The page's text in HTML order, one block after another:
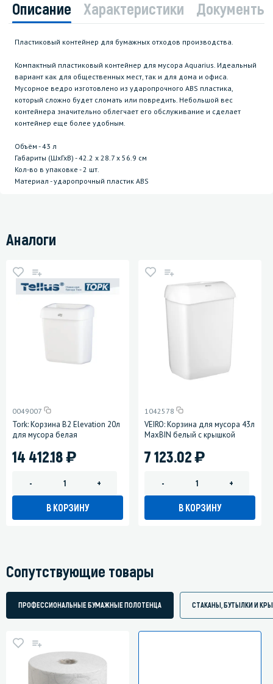
Описание Характеристики Документы
Пластиковый контейнер для бумажных отходов производства.
Компактный пластиковый контейнер для мусора Aquarius. Идеальный
вариант как для общественных мест, так и для дома и офиса.
Мусорное ведро изготовлено из ударопрочного ABS пластика,
который сложно будет сломать или повредить. Небольшой вес
контейнера значительно облегчает его обслуживание и сделает
контейнер еще более удобным.
Объём - 43 л
Габариты (ШхГхВ) - 42.2 х 28.7 х 56.9 см
Кол-во в упаковке - 2 шт.
Материал - ударопрочный пластик ABS
Аналоги
0049007
Tork: Корзина B2 Elevation 20л
для мусора белая
14 412.18)
- +
В КОРЗИНУ
1042578
VEIRO: Корзина для мусора 43л
MaxBIN белый с крышкой
7 123.02)
- +
В КОРЗИНУ
Сопутствующие товары
ПРОФЕССИОНАЛЬНЫЕ БУМАЖНЫЕ ПОЛОТЕНЦА СТАКАНЫ, БУТЫЛКИ И